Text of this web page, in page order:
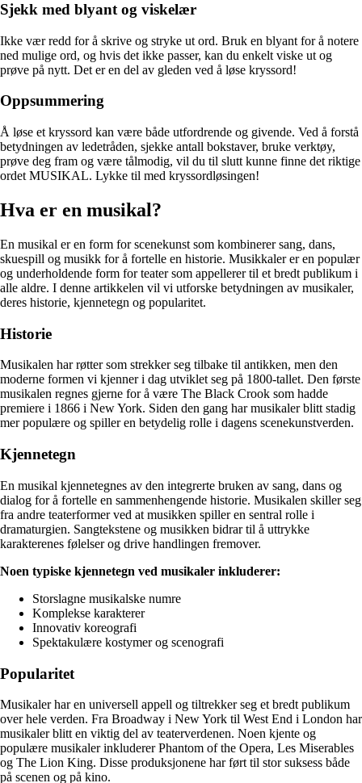
Sjekk med blyant og viskelær
Ikke vær redd for å skrive og stryke ut ord. Bruk en blyant for å notere
ned mulige ord, og hvis det ikke passer, kan du enkelt viske ut og
prøve på nytt. Det er en del av gleden ved å løse kryssord!
Oppsummering
Å løse et kryssord kan være både utfordrende og givende. Ved å forstå
betydningen av ledetråden, sjekke antall bokstaver, bruke verktøy,
prøve deg fram og være tålmodig, vil du til slutt kunne finne det riktige
ordet MUSIKAL. Lykke til med kryssordløsingen!
Hva er en musikal?
En musikal er en form for scenekunst som kombinerer sang, dans,
skuespill og musikk for å fortelle en historie. Musikkaler er en populær
og underholdende form for teater som appellerer til et bredt publikum i
alle aldre. I denne artikkelen vil vi utforske betydningen av musikaler,
deres historie, kjennetegn og popularitet.
Historie
Musikalen har røtter som strekker seg tilbake til antikken, men den
moderne formen vi kjenner i dag utviklet seg på 1800-tallet. Den første
musikalen regnes gjerne for å være The Black Crook som hadde
premiere i 1866 i New York. Siden den gang har musikaler blitt stadig
mer populære og spiller en betydelig rolle i dagens scenekunstverden.
Kjennetegn
En musikal kjennetegnes av den integrerte bruken av sang, dans og
dialog for å fortelle en sammenhengende historie. Musikalen skiller seg
fra andre teaterformer ved at musikken spiller en sentral rolle i
dramaturgien. Sangtekstene og musikken bidrar til å uttrykke
karakterenes følelser og drive handlingen fremover.
Noen typiske kjennetegn ved musikaler inkluderer:
Storslagne musikalske numre
Komplekse karakterer
Innovativ koreografi
Spektakulære kostymer og scenografi
Popularitet
Musikaler har en universell appell og tiltrekker seg et bredt publikum
over hele verden. Fra Broadway i New York til West End i London har
musikaler blitt en viktig del av teaterverdenen. Noen kjente og
populære musikaler inkluderer Phantom of the Opera, Les Miserables
og The Lion King. Disse produksjonene har ført til stor suksess både
på scenen og på kino.